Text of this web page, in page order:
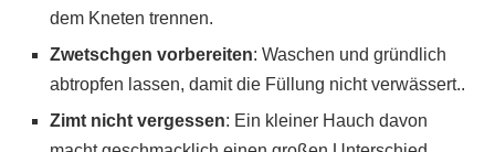
dem Kneten trennen.
Zwetschgen vorbereiten: Waschen und gründlich
abtropfen lassen, damit die Füllung nicht verwässert..
Zimt nicht vergessen: Ein kleiner Hauch davon